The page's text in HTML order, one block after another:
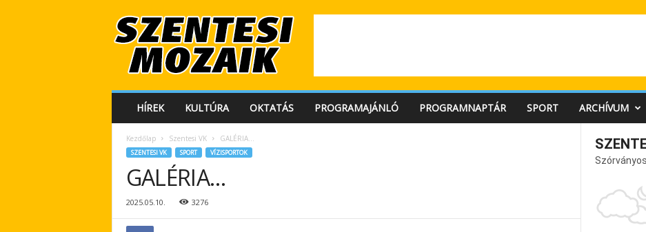
e
HÍREK KULTÚRA OKTATÁS PROGRAMAJÁNLÓ PROGRAMNAPTÁR SPORT ARCHÍVUM
Kezdőlap Szentesi VK GALÉRIA…
SZENTESI VK SPORT VÍZISPORTOK
GALÉRIA…
2025.05.10. 3276